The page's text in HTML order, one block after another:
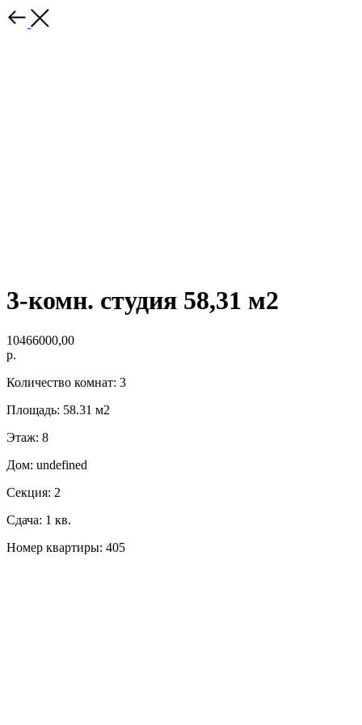
3-комн. студия 58,31 м2
10466000,00
р.
Количество комнат: 3
Площадь: 58.31 м2
Этаж: 8
Дом: undefined
Секция: 2
Сдача: 1 кв.
Номер квартиры: 405